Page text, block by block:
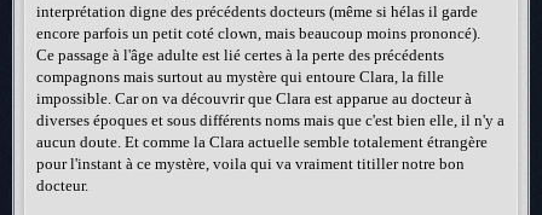
interprétation digne des précédents docteurs (même si hélas il garde
encore parfois un petit coté clown, mais beaucoup moins prononcé).
Ce passage à l'âge adulte est lié certes à la perte des précédents
compagnons mais surtout au mystère qui entoure Clara, la fille
impossible. Car on va découvrir que Clara est apparue au docteur à
diverses époques et sous différents noms mais que c'est bien elle, il n'y a
aucun doute. Et comme la Clara actuelle semble totalement étrangère
pour l'instant à ce mystère, voila qui va vraiment titiller notre bon
docteur.